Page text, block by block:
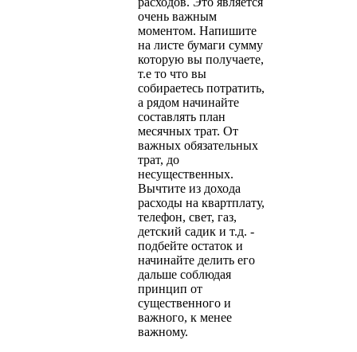
очень важным
моментом. Напишите
на листе бумаги сумму
которую вы получаете,
т.е то что вы
собираетесь потратить,
а рядом начинайте
составлять план
месячных трат. От
важных обязательных
трат, до
несущественных.
Вычтите из дохода
расходы на квартплату,
телефон, свет, газ,
детский садик и т.д. -
подбейте остаток и
начинайте делить его
дальше соблюдая
принцип от
существенного и
важного, к менее
важному.